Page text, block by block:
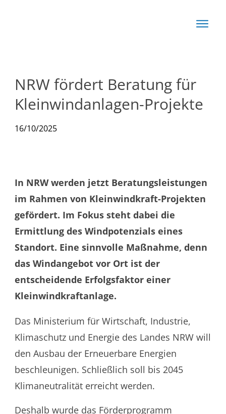
NRW fördert Beratung für
Kleinwindanlagen-Projekte
16/10/2025
In NRW werden jetzt Beratungsleistungen
im Rahmen von Kleinwindkraft-Projekten
gefördert. Im Fokus steht dabei die
Ermittlung des Windpotenzials eines
Standort. Eine sinnvolle Maßnahme, denn
das Windangebot vor Ort ist der
entscheidende Erfolgsfaktor einer
Kleinwindkraftanlage.
Das Ministerium für Wirtschaft, Industrie,
Klimaschutz und Energie des Landes NRW will
den Ausbau der Erneuerbare Energien
beschleunigen. Schließlich soll bis 2045
Klimaneutralität erreicht werden.
Deshalb wurde das Förderprogramm